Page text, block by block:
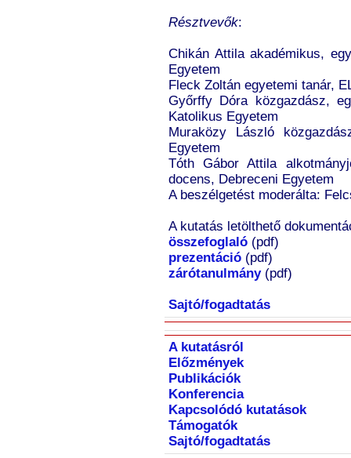
Résztvevők:
Chikán Attila akadémikus,
Egyetem
Fleck Zoltán egyetemi tanár,
Győrffy Dóra közgazdász,
Katolikus Egyetem
Muraközy László
Egyetem
Tóth Gábor Attila
docens, Debreceni Egyetem
A beszélgetést moderálta:
A kutatás letölthető
összefoglaló (pdf)
prezentáció (pdf)
zárótanulmány(pdf)
Sajtó/fogadtatás
A kutatásról
Előzmények
Publikációk
Konferencia
Kapcsolódó kutatások
Támogatók
Sajtó/fogadtatás